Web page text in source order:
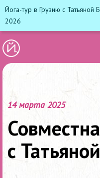
Йога-тур в Грузию с
2026
14 марта 2025
с